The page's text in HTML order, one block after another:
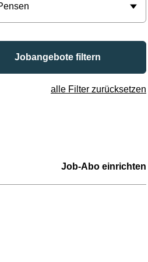
Jobangebote filtern
alle Filter zurücksetzen
Job-Abo einrichten